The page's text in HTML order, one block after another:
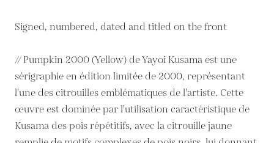
Signed, numbered, dated and titled on the front
// Pumpkin 2000 (Yellow) de Yayoi Kusama est une
sérigraphie en édition limitée de 2000, représentant
l'une des citrouilles emblématiques de l'artiste. Cette
œuvre est dominée par l'utilisation caractéristique de
Kusama des pois répétitifs, avec la citrouille jaune